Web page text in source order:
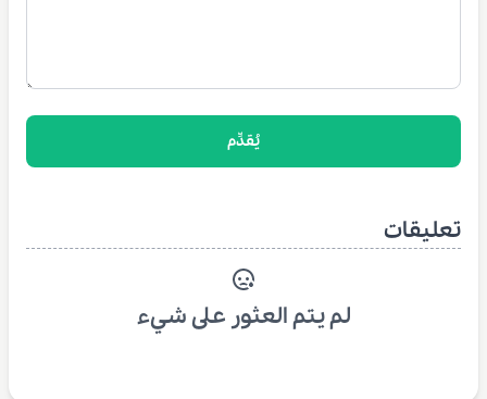
يُقدِّم
تعليقات
لم يتم العثور على شيء